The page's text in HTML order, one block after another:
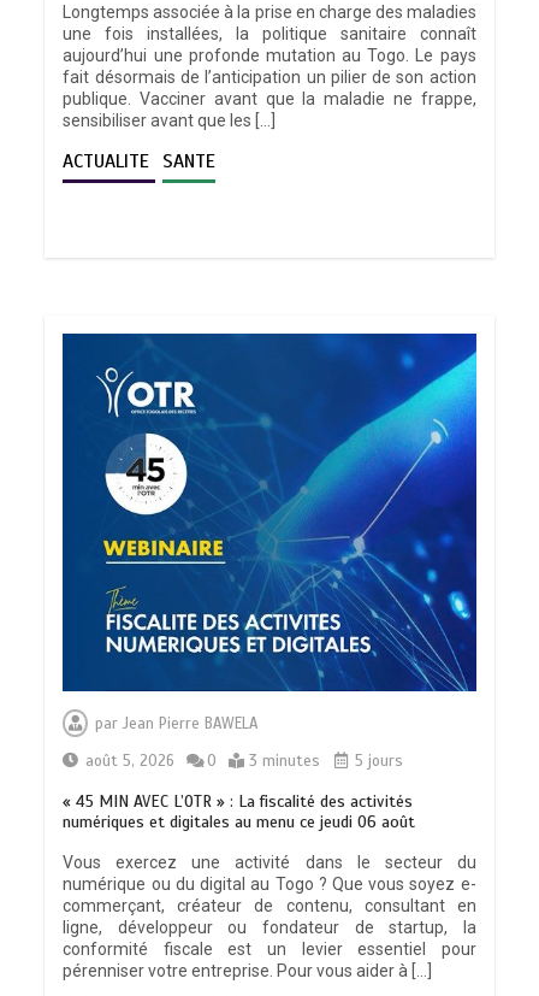
Longtemps associée à la prise en charge des maladies
une fois installées, la politique sanitaire connaît
aujourd’hui une profonde mutation au Togo. Le pays
fait désormais de l’anticipation un pilier de son action
publique. Vacciner avant que la maladie ne frappe,
sensibiliser avant que les […]
ACTUALITE SANTE
parJean Pierre BAWELA
août 5, 2026
0 3 minutes 5 jours
« 45 MIN AVEC L’OTR » : La fiscalité des activités
numériques et digitales au menu ce jeudi 06 août
Vous exercez une activité dans le secteur du
numérique ou du digital au Togo ? Que vous soyez e-
commerçant, créateur de contenu, consultant en
ligne, développeur ou fondateur de startup, la
conformité fiscale est un levier essentiel pour
pérenniser votre entreprise. Pour vous aider à […]
TRANSFORMATION SOCIALE :
Feuille de route
5 minutes
TOGO : Sauver la mère devient un
indicateur de civilisation
4 minutes